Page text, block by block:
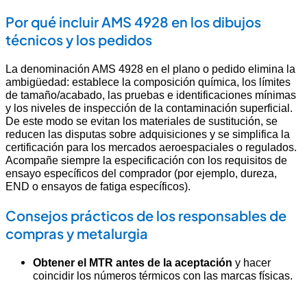
Por qué incluir AMS 4928 en los dibujos
técnicos y los pedidos
La denominación AMS 4928 en el plano o pedido elimina la
ambigüedad: establece la composición química, los límites
de tamaño/acabado, las pruebas e identificaciones mínimas
y los niveles de inspección de la contaminación superficial.
De este modo se evitan los materiales de sustitución, se
reducen las disputas sobre adquisiciones y se simplifica la
certificación para los mercados aeroespaciales o regulados.
Acompañe siempre la especificación con los requisitos de
ensayo específicos del comprador (por ejemplo, dureza,
END o ensayos de fatiga específicos).
Consejos prácticos de los responsables de
compras y metalurgia
Obtener el MTR antes de la aceptación y hacer
coincidir los números térmicos con las marcas físicas.